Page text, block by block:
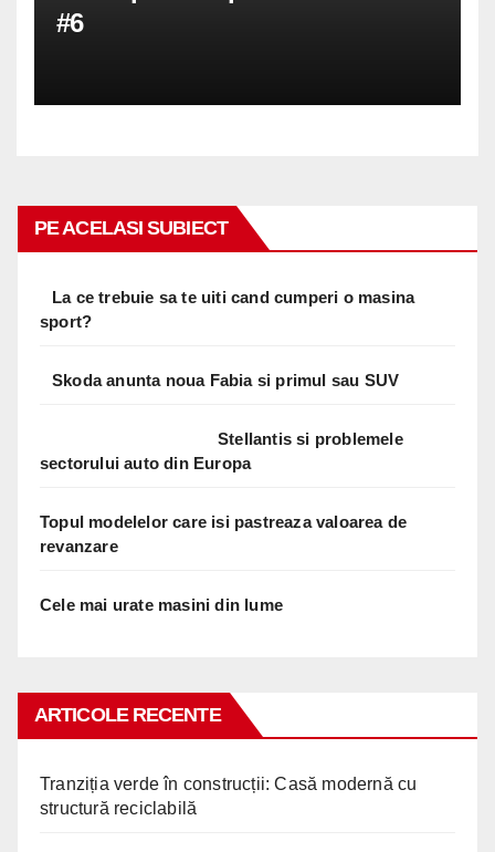
#6
PE ACELASI SUBIECT
La ce trebuie sa te uiti cand cumperi o masina
sport?
Skoda anunta noua Fabia si primul sau SUV
Stellantis si problemele
sectorului auto din Europa
Topul modelelor care isi pastreaza valoarea de
revanzare
Cele mai urate masini din lume
ARTICOLE RECENTE
Tranziția verde în construcții: Casă modernă cu
structură reciclabilă